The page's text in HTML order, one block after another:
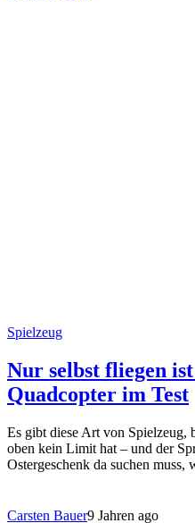
Spielzeug
Nur selbst fliegen
Quadcopter im Test
Es gibt diese Art von Spielzeug,
oben kein Limit hat – und der
Ostergeschenk da suchen muss,
Carsten Bauer9 Jahren ago